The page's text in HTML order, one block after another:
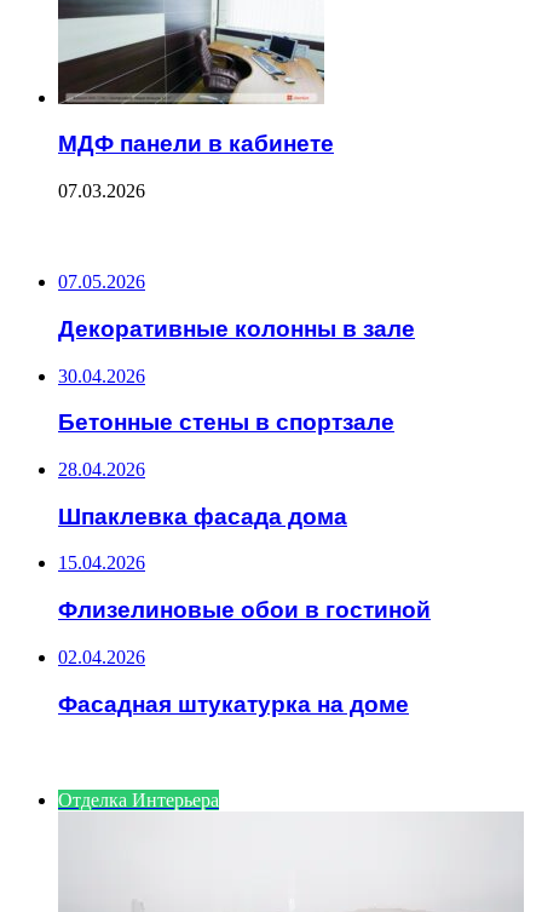
МДФ панели в кабинете
07.03.2026
07.05.2026
Декоративные колонны в зале
30.04.2026
Бетонные стены в спортзале
28.04.2026
Шпаклевка фасада дома
15.04.2026
Флизелиновые обои в гостиной
02.04.2026
Фасадная штукатурка на доме
Отделка Интерьера